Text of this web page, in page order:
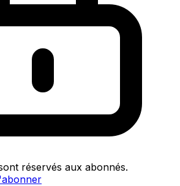
réservés aux abonnés.